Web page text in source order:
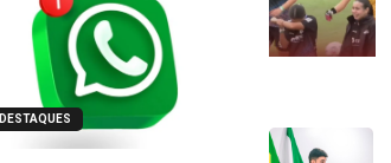
DESTAQUES